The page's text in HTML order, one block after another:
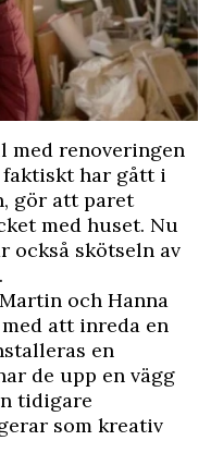
med renoveringen
faktiskt har gått i
gör att paret
med huset. Nu
också skötseln av
och Hanna
att inreda en
en
de upp en vägg
tidigare
som kreativ